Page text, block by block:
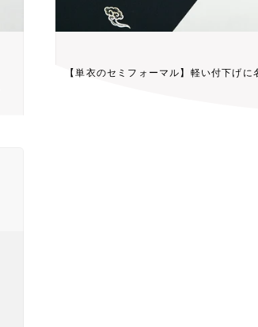
【単衣のセミフォーマル】軽い付下げ